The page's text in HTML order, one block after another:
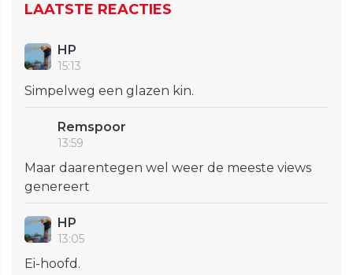
LAATSTE REACTIES
HP
15:13
Simpelweg een glazen kin.
Remspoor
13:59
Maar daarentegen wel weer de meeste views
genereert
HP
13:05
Ei-hoofd.